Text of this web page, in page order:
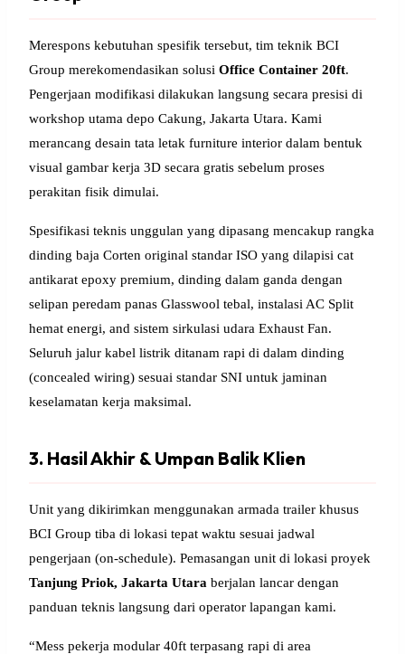
Merespons kebutuhan spesifik tersebut, tim teknik BCI
Group merekomendasikan solusi Office Container 20ft.
Pengerjaan modifikasi dilakukan langsung secara presisi di
workshop utama depo Cakung, Jakarta Utara. Kami
merancang desain tata letak furniture interior dalam bentuk
visual gambar kerja 3D secara gratis sebelum proses
perakitan fisik dimulai.
Spesifikasi teknis unggulan yang dipasang mencakup rangka
dinding baja Corten original standar ISO yang dilapisi cat
antikarat epoxy premium, dinding dalam ganda dengan
selipan peredam panas Glasswool tebal, instalasi AC Split
hemat energi, and sistem sirkulasi udara Exhaust Fan.
Seluruh jalur kabel listrik ditanam rapi di dalam dinding
(concealed wiring) sesuai standar SNI untuk jaminan
keselamatan kerja maksimal.
3. Hasil Akhir & Umpan Balik Klien
Unit yang dikirimkan menggunakan armada trailer khusus
BCI Group tiba di lokasi tepat waktu sesuai jadwal
pengerjaan (on-schedule). Pemasangan unit di lokasi proyek
Tanjung Priok, Jakarta Utara berjalan lancar dengan
panduan teknis langsung dari operator lapangan kami.
“Mess pekerja modular 40ft terpasang rapi di area